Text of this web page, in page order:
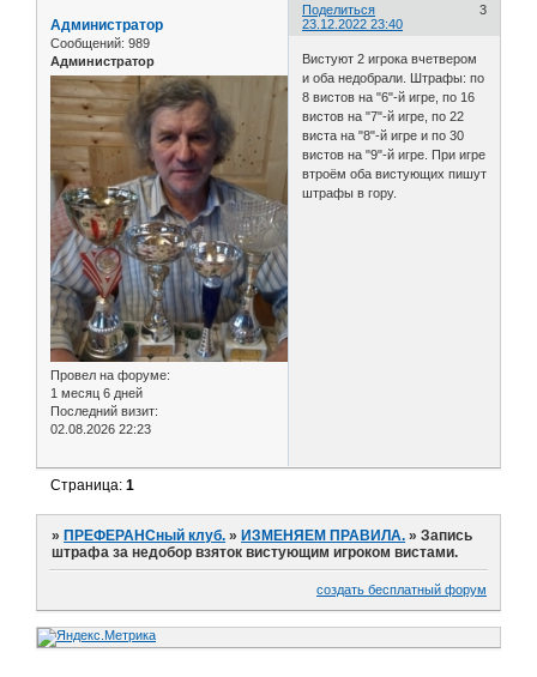
Поделиться
3
23.12.2022 23:40
Администратор
Сообщений: 989
Администратор
Провел на форуме:
1 месяц 6 дней
Последний визит:
02.08.2026 22:23
Вистуют 2 игрока вчетвером
и оба недобрали. Штрафы: по
8 вистов на "6"-й игре, по 16
вистов на "7"-й игре, по 22
виста на "8"-й игре и по 30
вистов на "9"-й игре. При игре
втроём оба вистующих пишут
штрафы в гору.
Страница:1
»ПРЕФЕРАНСный клуб. »ИЗМЕНЯЕМ ПРАВИЛА. »Запись
штрафа за недобор взяток вистующим игроком вистами.
создать бесплатный форум